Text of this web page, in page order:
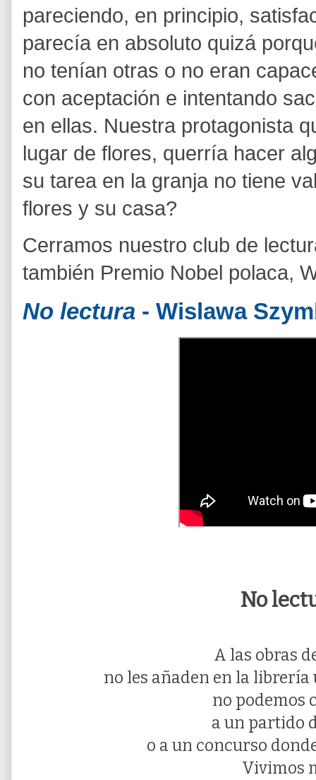
pareciendo, en principio,
parecía en absoluto quizá
no tenían otras o no eran
con aceptación e intentando
en ellas. Nuestra protagonista
lugar de flores, querría hacer
su tarea en la granja no tiene
flores y su casa?
Cerramos nuestro club de
también Premio Nobel polaca,
No lectura - Wislawa
No
A las obras
no les añaden en la
no podemos
a un partido
o a un concurso
Vivimos